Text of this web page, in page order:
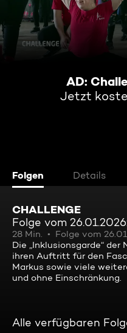
AD:
Jetzt
Folgen Details
CHALLENGE
Folge vom
28 Min.
Folge vom
Die „Inklusionsgarde“
ihren Auftritt für den
Markus sowie viele
und ohne Einschränkung.
Alle verfügbaren